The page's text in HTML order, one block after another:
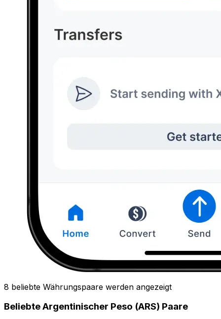
8 beliebte Währungspaare werden angezeigt
Beliebte Argentinischer Peso (ARS) Paare